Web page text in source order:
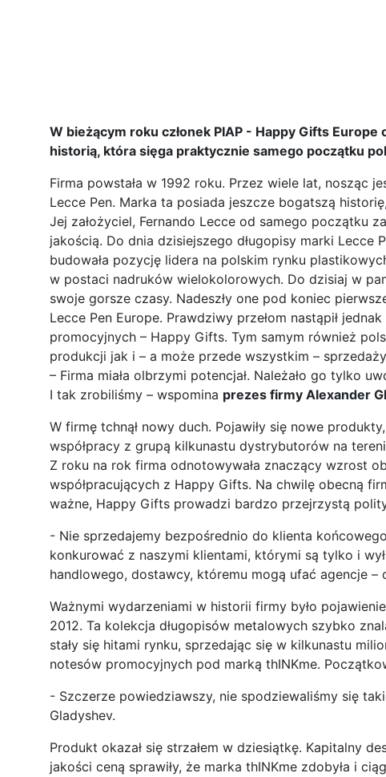
W bieżącym roku członek PIAP - Happy Gifts
historią, która sięga praktycznie samego początku
Firma powstała w 1992 roku. Przez wiele lat, nosząc
Lecce Pen. Marka ta posiada jeszcze bogatszą
Jej założyciel, Fernando Lecce od samego początku
jakością. Do dnia dzisiejszego długopisy marki Lecce
budowała pozycję lidera na polskim rynku
w postaci nadruków wielokolorowych. Do dzisiaj w
swoje gorsze czasy. Nadeszły one pod koniec
Lecce Pen Europe. Prawdziwy przełom nastąpił
promocyjnych – Happy Gifts. Tym samym również
produkcji jak i – a może przede wszystkim –
– Firma miała olbrzymi potencjał. Należało go tylko
I tak zrobiliśmy – wspomina prezes firmy Alexander
W firmę tchnął nowy duch. Pojawiły się nowe
współpracy z grupą kilkunastu dystrybutorów na
Z roku na rok firma odnotowywała znaczący wzrost
współpracujących z Happy Gifts. Na chwilę obecną
ważne, Happy Gifts prowadzi bardzo przejrzystą
- Nie sprzedajemy bezpośrednio do klienta
konkurować z naszymi klientami, którymi są tylko i
handlowego, dostawcy, któremu mogą ufać agencje –
Ważnymi wydarzeniami w historii firmy było
2012. Ta kolekcja długopisów metalowych szybko
stały się hitami rynku, sprzedając się w kilkunastu
notesów promocyjnych pod marką thINKme.
- Szczerze powiedziawszy, nie spodziewaliśmy się
Gladyshev.
Produkt okazał się strzałem w dziesiątkę. Kapitalny
jakości ceną sprawiły, że marka thINKme zdobyła i